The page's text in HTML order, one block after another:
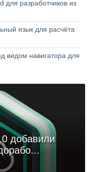
для разработчиков из
язык для расчёта
видом навигатора для
добавили